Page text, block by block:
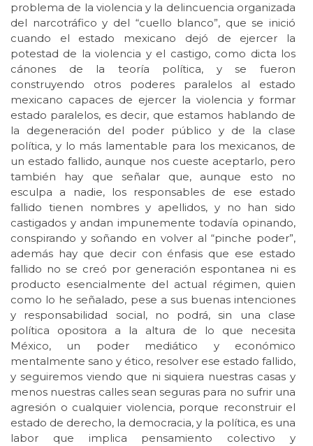
problema de la violencia y la delincuencia organizada
del narcotráfico y del “cuello blanco”, que se inició
cuando el estado mexicano dejó de ejercer la
potestad de la violencia y el castigo, como dicta los
cánones de la teoría política, y se fueron
construyendo otros poderes paralelos al estado
mexicano capaces de ejercer la violencia y formar
estado paralelos, es decir, que estamos hablando de
la degeneración del poder público y de la clase
política, y lo más lamentable para los mexicanos, de
un estado fallido, aunque nos cueste aceptarlo, pero
también hay que señalar que, aunque esto no
esculpa a nadie, los responsables de ese estado
fallido tienen nombres y apellidos, y no han sido
castigados y andan impunemente todavía opinando,
conspirando y soñando en volver al “pinche poder”,
además hay que decir con énfasis que ese estado
fallido no se creó por generación espontanea ni es
producto esencialmente del actual régimen, quien
como lo he señalado, pese a sus buenas intenciones
y responsabilidad social, no podrá, sin una clase
política opositora a la altura de lo que necesita
México, un poder mediático y económico
mentalmente sano y ético, resolver ese estado fallido,
y seguiremos viendo que ni siquiera nuestras casas y
menos nuestras calles sean seguras para no sufrir una
agresión o cualquier violencia, porque reconstruir el
estado de derecho, la democracia, y la política, es una
labor que implica pensamiento colectivo y